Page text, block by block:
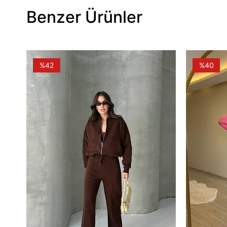
Benzer Ürünler
%42 %40